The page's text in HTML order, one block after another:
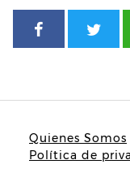
Quienes Somos
Política de